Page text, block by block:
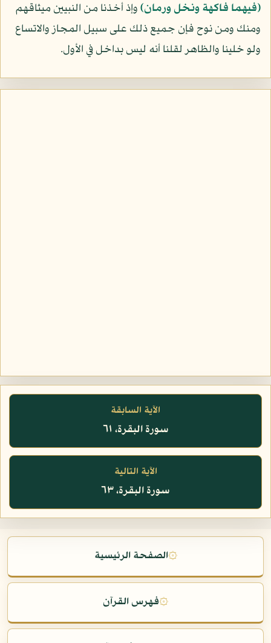
﴿فيهما فاكهة ونخل ورمان﴾وإذ أخذنا من النبيين ميثاقهم
ومنك ومن نوح فإن جميع ذلك على سبيل المجاز والاتساع
ولو خلينا والظاهر لقلنا أنه ليس بداخل في الأول.
الآية السابقة
سورة البقرة، ٦١
الآية التالية
سورة البقرة، ٦٣
۞الصفحة الرئيسية
۞فهرس القرآن